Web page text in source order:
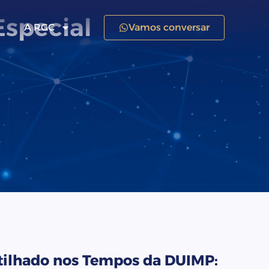
A RGC Vamos conversar
nos Tempos da DUIMP: